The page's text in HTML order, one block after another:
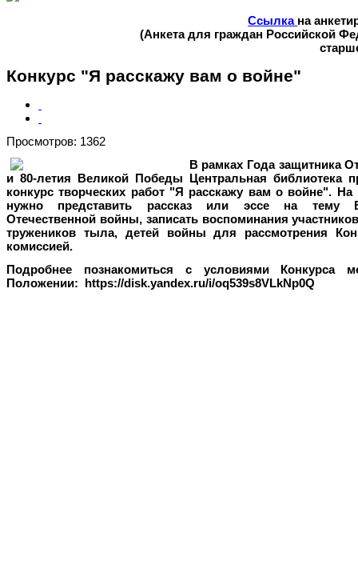
Ссылка на
(Анкета для граждан Российской
Конкурс "Я расскажу вам о войне"
Просмотров: 1362
В рамках Года защитника
и 80-летия Великой Победы Центральная библиотека
конкурс творческих работ "Я расскажу вам о войне". На
нужно представить рассказ или эссе на тему
Отечественной войны, записать воспоминания
тружеников тыла, детей войны для рассмотрения
комиссией.
Подробнее познакомиться с условиями Конкурса
Положении: https://disk.yandex.ru/i/oq539s8VLkNp0Q